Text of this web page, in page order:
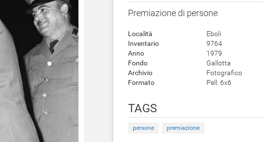
Premiazione di persone
Località
Eboli
Inventario
9764
Anno
1979
Fondo
Gallotta
Archivio
Fotografico
Formato
Pell. 6x6
TAGS
persone premiazione